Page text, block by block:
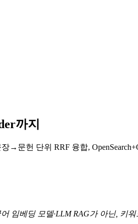
까지
헌 단위 RRF 융합,
임베딩 모델·LLM RAG가 아닌, 키워